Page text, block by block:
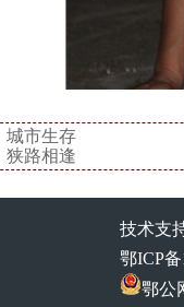
城市生存
狭路相逢
技术支
鄂ICP备
鄂公